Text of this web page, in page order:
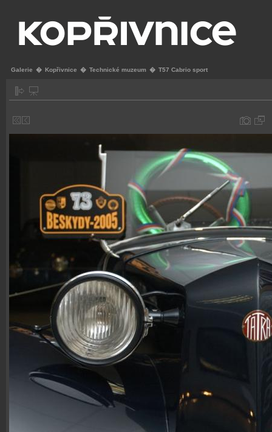
Galerie � Kopřivnice � Technické muzeum � T57 Cabrio sport